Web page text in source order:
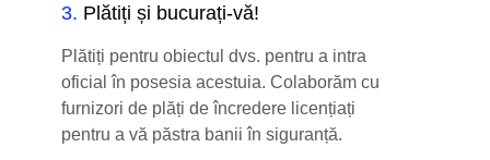
3. Plătiți și bucurați-vă!
Plătiți pentru obiectul dvs. pentru a intra
oficial în posesia acestuia. Colaborăm cu
furnizori de plăți de încredere licențiați
pentru a vă păstra banii în siguranță.